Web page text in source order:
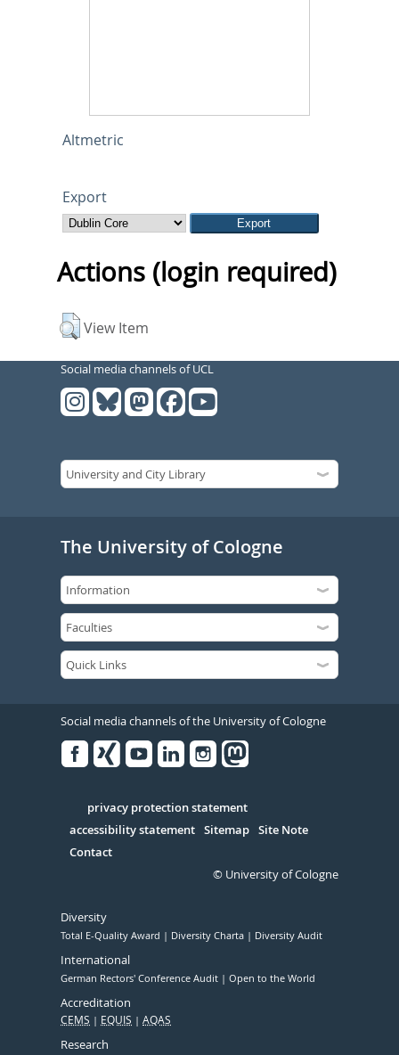
Altmetric
Export
Actions (login required)
View Item
Social media channels of UCL
The University of Cologne
Social media channels of the University of Cologne
Serivce
privacy protection statement
accessibility statement Sitemap Site Note
Contact
© University of Cologne
Diversity
Total E-Quality Award Diversity Charta Diversity Audit
International
German Rectors' Conference Audit Open to the World
Accreditation
CEMS EQUIS AQAS
Research